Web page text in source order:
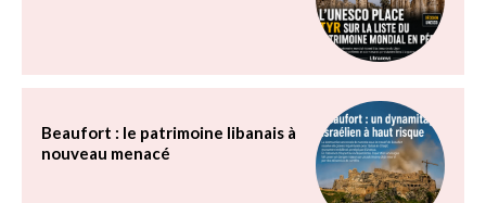
Beaufort : le patrimoine libanais à
nouveau menacé